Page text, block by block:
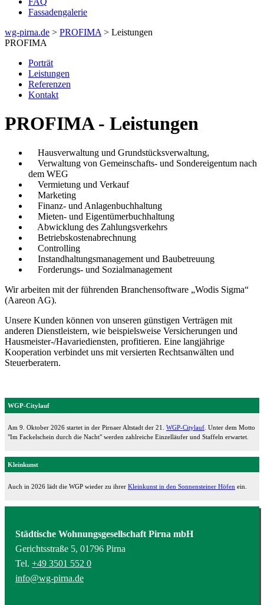
Fassadengalerie
wg-pirna.de > PROFIMA > Leistungen
PROFIMA
Porträt
Leistungen
Referenzen
Kontakt
PROFIMA - Leistungen
Hausverwaltung und Grundstücksverwaltung,
Verwaltung von Gemeinschafts- und Sondereigentum nach
dem WEG
Vermietung und Verkauf
Marketing
Finanz- und Anlagenbuchhaltung
Mieten- und Eigentümerbuchhaltung
Abwicklung des Zahlungsverkehrs
Betriebskostenabrechnung
Controlling
Instandhaltungsmanagement und Baubetreuung
Forderungs- und Sozialmanagement
Wir arbeiten mit der führenden Branchensoftware „Wodis Sigma“
(Aareon AG).
Unsere Kunden können von unseren günstigen Verträgen mit
anderen Dienstleistern, wie beispielsweise Versicherungen und
Hausmeister-/Havariediensten, profitieren. Eine langjährige
Kooperation verbindet uns mit versierten Rechtsanwälten und
Steuerberatern.
WGP-Citylauf
Am 9. Oktober 2026 startet in der Pirnaer Altstadt der 21. WGP-Citylauf . Unter dem Motto
"Im Fackelschein durch die Nacht" werden zahlreiche Einzelläufer und Staffeln erwartet.
Kleinkunst
Auch in 2026 lädt die WGP wieder zu ihrer Kleinkunst in den Sonnensteiner Höfen ein.
Städtische Wohnungsgesellschaft Pirna mbH
Gerichtsstraße 5, 01796 Pirna
Tel. +49 3501 552 0
info@wg-pirna.de